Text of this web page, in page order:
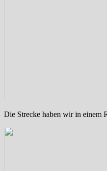
Die Strecke haben wir in einem